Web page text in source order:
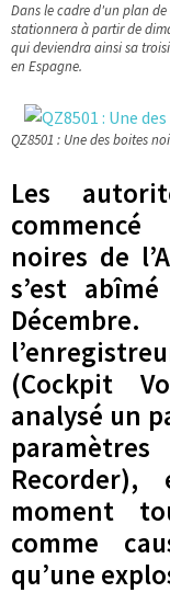
Dans le cadre d'un plan
stationnera à partir de
qui deviendra ainsi sa
en Espagne.
QZ8501 : Une des boites
Les
noires de
s’est
(Cockpit
analysé un
moment
comme
qu’une